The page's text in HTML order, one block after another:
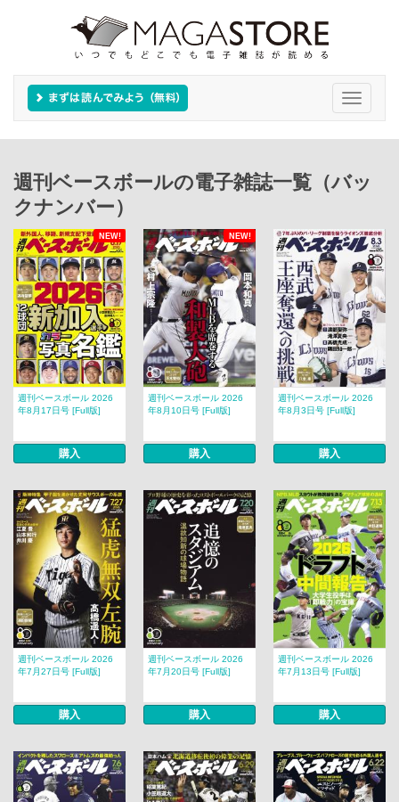
Toggle
週刊ベースボールの電子雑誌一覧（バッ
クナンバー）
NEW! NEW!
週刊ベースボール 2026
年8月17日号 [Full版]
購入
週刊ベースボール 2026
年8月10日号 [Full版]
購入
週刊ベースボール 2026
年8月3日号 [Full版]
購入
週刊ベースボール 2026
年7月27日号 [Full版]
購入
週刊ベースボール 2026
年7月20日号 [Full版]
購入
週刊ベースボール 2026
年7月13日号 [Full版]
購入